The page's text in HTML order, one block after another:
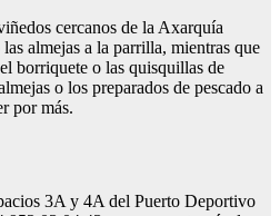
cercanos de la Axarquía
almejas a la parrilla, mientras que
borriquete o las quisquillas de
o los preparados de pescado a
por más.
3A y 4A del Puerto Deportivo